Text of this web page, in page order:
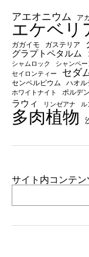
アエオニウム ア
エケベリ
ガガイモ ガステリア
グラプトペタルム
シャムロック シャンペー
セイロンティー
セダ
センペルビウム
ハオル
ホワイトナイト ポルデ
ラウィ
リンゼアナ ル
多肉植物
サイト内コンテ